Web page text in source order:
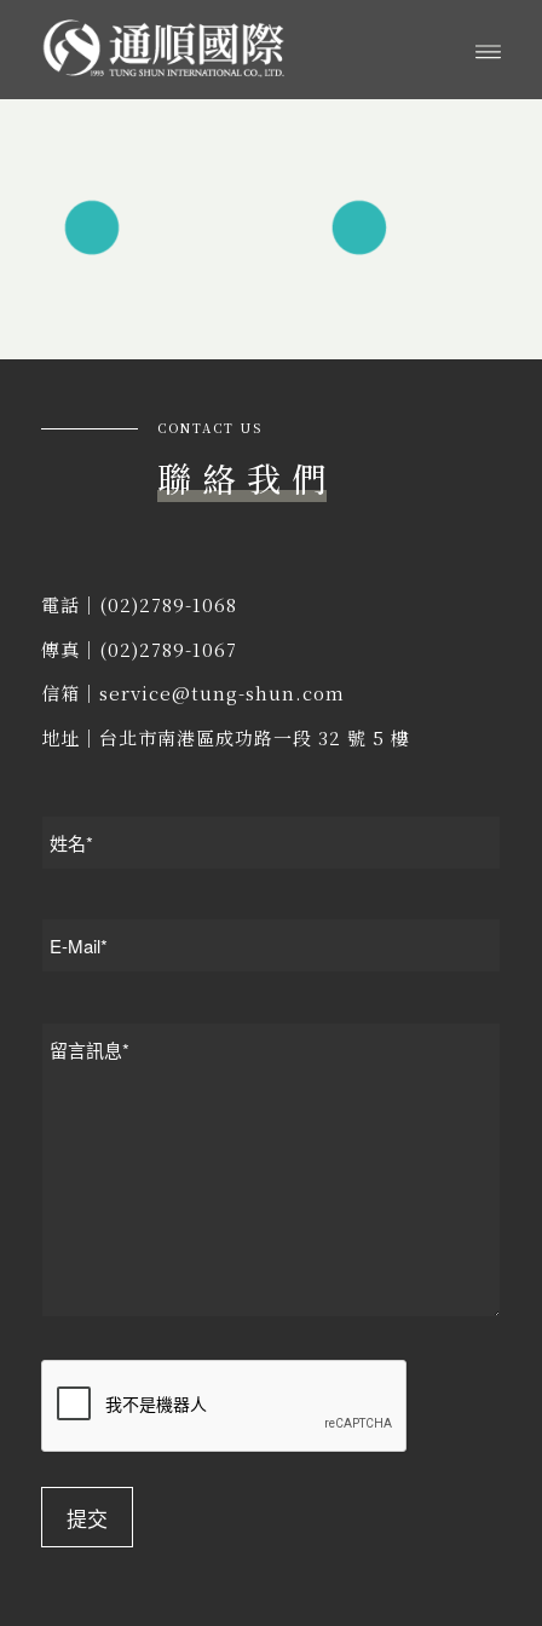
CONTACT US
聯 絡 我 們
電話｜ (02)2789-1068
傳真｜(02)2789-1067
信箱｜ service@tung-shun.com
地址｜ 台北市南港區成功路一段 32 號 5 樓